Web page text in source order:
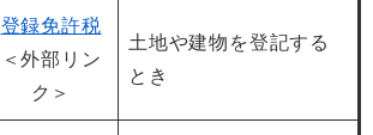
登録免許税
＜外部リン
ク＞
土地や建物を登記する
とき